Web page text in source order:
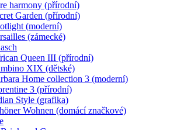
harmony (přírodní)
Garden (přírodní)
(moderní)
(zámecké)
Queen III (přírodní)
XIX (dětské)
Home collection 3 (moderní)
3 (přírodní)
Style (grafika)
Wohnen (domácí značkové)